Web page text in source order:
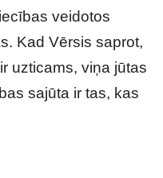
veidotos
Kad Vērsis saprot,
uzticams, viņa jūtas
sajūta ir tas, kas